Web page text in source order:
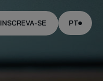
INSCREVA-SE PT